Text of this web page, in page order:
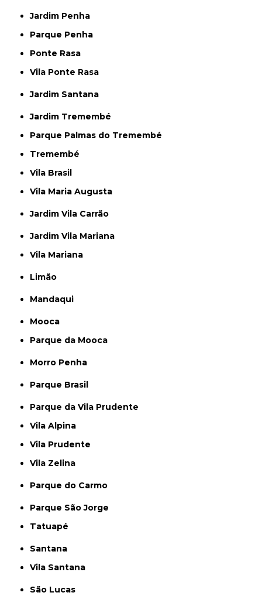
Jardim Penha
Parque Penha
Ponte Rasa
Vila Ponte Rasa
Jardim Santana
Jardim Tremembé
Parque Palmas do Tremembé
Tremembé
Vila Brasil
Vila Maria Augusta
Jardim Vila Carrão
Jardim Vila Mariana
Vila Mariana
Limão
Mandaqui
Mooca
Parque da Mooca
Morro Penha
Parque Brasil
Parque da Vila Prudente
Vila Alpina
Vila Prudente
Vila Zelina
Parque do Carmo
Parque São Jorge
Tatuapé
Santana
Vila Santana
São Lucas